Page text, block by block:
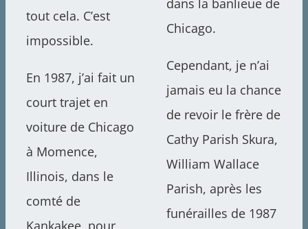
tout cela. C’est
impossible.
En 1987, j’ai fait un
court trajet en
voiture de Chicago
à Momence,
Illinois, dans le
comté de
dans la banlieue de
Chicago.
Cependant, je n’ai
jamais eu la chance
de revoir le frère de
Cathy Parish Skura,
William Wallace
Parish, après les
funérailles de 1987